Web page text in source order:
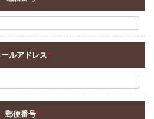
ールアドレス*
郵便番号*